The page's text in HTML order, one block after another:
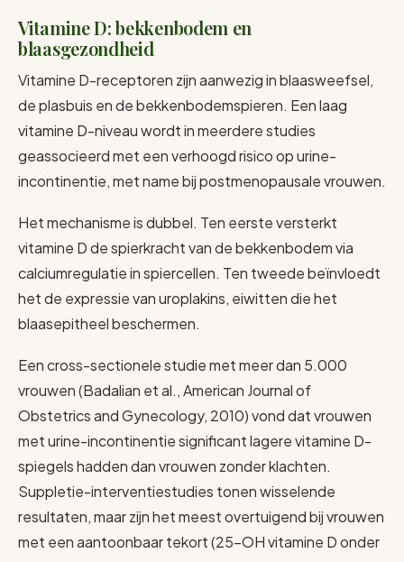
Vitamine D: bekkenbodem en
blaasgezondheid
Vitamine D-receptoren zijn aanwezig in blaasweefsel,
de plasbuis en de bekkenbodemspieren. Een laag
vitamine D-niveau wordt in meerdere studies
geassocieerd met een verhoogd risico op urine-
incontinentie, met name bij postmenopausale vrouwen.
Het mechanisme is dubbel. Ten eerste versterkt
vitamine D de spierkracht van de bekkenbodem via
calciumregulatie in spiercellen. Ten tweede beïnvloedt
het de expressie van uroplakins, eiwitten die het
blaasepitheel beschermen.
Een cross-sectionele studie met meer dan 5.000
vrouwen (Badalian et al., American Journal of
Obstetrics and Gynecology, 2010) vond dat vrouwen
met urine-incontinentie significant lagere vitamine D-
spiegels hadden dan vrouwen zonder klachten.
Suppletie-interventiestudies tonen wisselende
resultaten, maar zijn het meest overtuigend bij vrouwen
met een aantoonbaar tekort (25-OH vitamine D onder